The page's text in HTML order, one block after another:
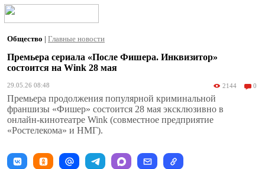
Общество | Главные новости
Премьера сериала «После Фишера. Инквизитор»
состоится на Wink 28 мая
29.05.26 08:48 2144 0
Премьера продолжения популярной криминальной
франшизы «Фишер» состоится 28 мая эксклюзивно в
онлайн-кинотеатре Wink (совместное предприятие
«Ростелекома» и НМГ).